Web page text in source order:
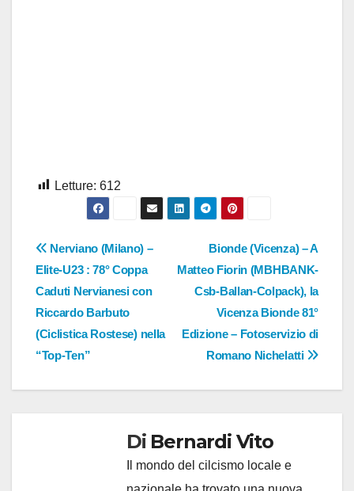
Letture: 612
Navigazione
articoli
Bionde (Vicenza) – A
Matteo Fiorin (MBHBANK-
Csb-Ballan-Colpack), la
Vicenza Bionde 81°
Edizione – Fotoservizio di
Romano Nichelatti
Nerviano (Milano) –
Elite-U23 : 78° Coppa
Caduti Nervianesi con
Riccardo Barbuto
(Ciclistica Rostese) nella
“Top-Ten”
Di Bernardi Vito
Il mondo del cilcismo locale e